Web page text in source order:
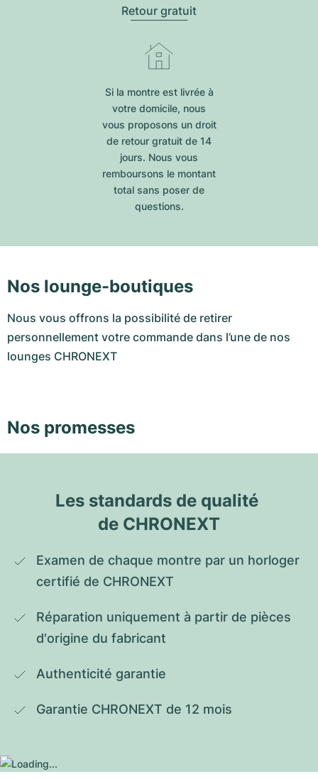
Retour gratuit
Si la montre est livrée à
votre domicile, nous
vous proposons un droit
de retour gratuit de 14
jours. Nous vous
remboursons le montant
total sans poser de
questions.
Nos lounge-boutiques
Nous vous offrons la possibilité de retirer
personnellement votre commande dans l’une de nos
lounges CHRONEXT
Nos promesses
Les standards de qualité
de CHRONEXT
Examen de chaque montre par un horloger
certifié de CHRONEXT
Réparation uniquement à partir de pièces
d'origine du fabricant
Authenticité garantie
Garantie CHRONEXT de 12 mois